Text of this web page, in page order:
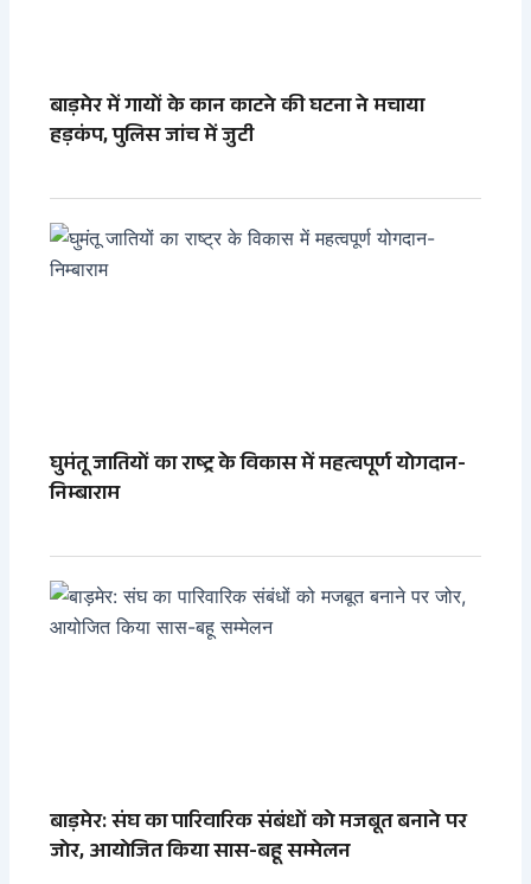
बाड़मेर में गायों के कान काटने की घटना ने मचाया
हड़कंप, पुलिस जांच में जुटी
घुमंतू जातियों का राष्ट्र के विकास में महत्वपूर्ण योगदान-
निम्बाराम
बाड़मेर: संघ का पारिवारिक संबंधों को मजबूत बनाने पर
जोर, आयोजित किया सास-बहू सम्मेलन